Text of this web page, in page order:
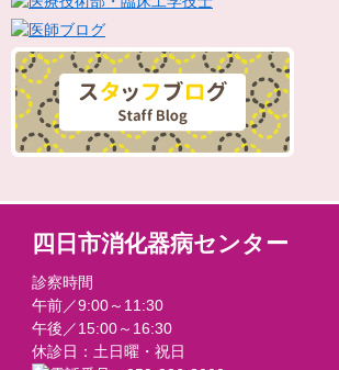
四日市消化器病センター
診察時間
午前／9:00～11:30
午後／15:00～16:30
休診日：土日曜・祝日